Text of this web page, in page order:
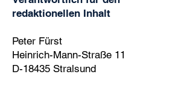
redaktionellen Inhalt
Peter Fürst
Heinrich-Mann-Straße 11
D-18435 Stralsund